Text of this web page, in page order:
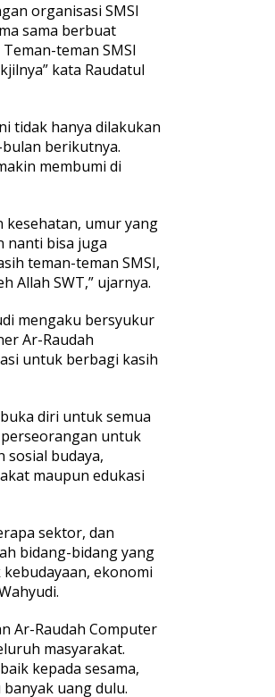
organisasi SMSI
sama berbuat
teman SMSI
kata Raudatul
tidak hanya dilakukan
berikutnya.
membumi di
kesehatan, umur yang
nanti bisa juga
teman-teman SMSI,
Allah SWT,” ujarnya.
mengaku bersyukur
Ar-Raudah
untuk berbagi kasih
diri untuk semua
untuk
sosial budaya,
maupun edukasi
sektor, dan
bidang-bidang yang
ekonomi
Ar-Raudah Computer
masyarakat.
kepada sesama,
uang dulu.